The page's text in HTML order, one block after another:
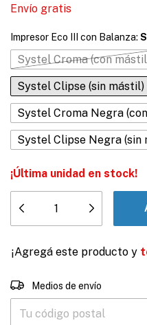
Envío gratis
Impresor Eco III con Balanza:
Systel Croma (con
Systel Clipse (sin mástil)
Systel Croma Negra
Systel Clipse Negra (sin
¡Última unidad en stock!
¡Agregá este producto y
Entregas para el CP:
Medios de envío